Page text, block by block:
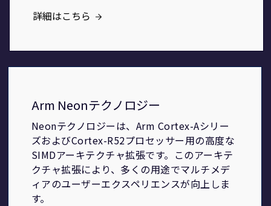
詳細はこちら
Arm Neonテクノロジー
Neonテクノロジーは、Arm Cortex-Aシリー
ズおよびCortex-R52プロセッサー用の高度な
SIMDアーキテクチャ拡張です。このアーキテ
クチャ拡張により、多くの用途でマルチメデ
ィアのユーザーエクスペリエンスが向上しま
す。